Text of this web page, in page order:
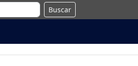
Buscar